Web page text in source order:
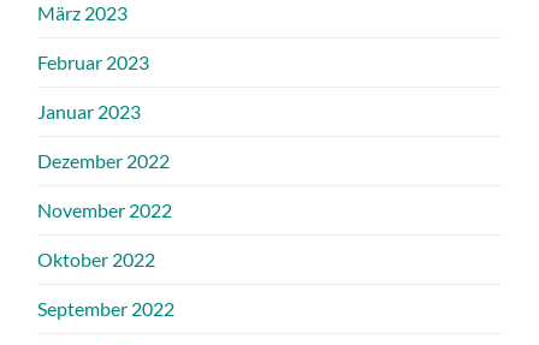
März 2023
Februar 2023
Januar 2023
Dezember 2022
November 2022
Oktober 2022
September 2022